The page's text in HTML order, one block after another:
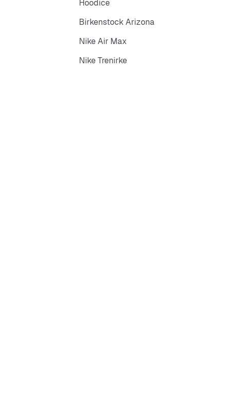
Hoodice
Birkenstock Arizona
Nike Air Max
Nike Trenirke